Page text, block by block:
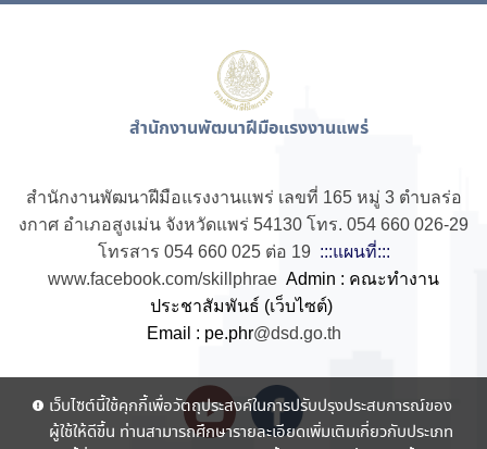
สำนักงานพัฒนาฝีมือแรงงานแพร่
สำนักงานพัฒนาฝีมือแรงงานแพร่ เลขที่ 165 หมู่ 3 ตำบลร่อ
งกาศ อำเภอสูงเม่น จังหวัดแพร่ 54130 โทร. 054 660 026-29
โทรสาร 054 660 025 ต่อ 19 :::แผนที่:::
www.facebook.com/skillphrae Admin : คณะทำงาน
ประชาสัมพันธ์ (เว็บไซต์)
Email : pe.phr@dsd.go.th
เว็บไซต์นี้ใช้คุกกี้เพื่อวัตถุประสงค์ในการปรับปรุงประสบการณ์ของ
ผู้ใช้ให้ดีขึ้น ท่านสามารถศึกษารายละเอียดเพิ่มเติมเกี่ยวกับประเภท